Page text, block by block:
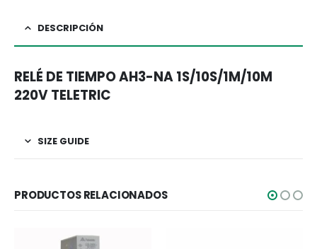
DESCRIPCIÓN
RELÉ DE TIEMPO AH3-NA 1S/10S/1M/10M
220V TELETRIC
SIZE GUIDE
PRODUCTOS RELACIONADOS